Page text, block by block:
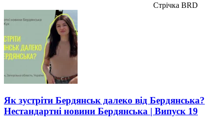
Стрічка BRD
Як зустріти Бердянськ далеко від Бердянська?
Нестандартні новини Бердянська | Випуск 19